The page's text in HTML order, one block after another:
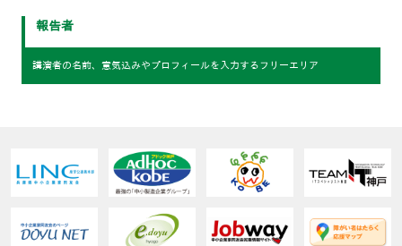
報告者
講演者の名前、意気込みやプロフィールを入力するフリーエリア